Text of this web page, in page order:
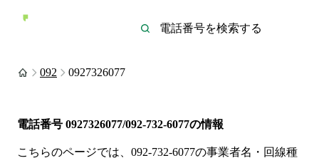
092 0927326077
電話番号 0927326077/092-732-6077の情報
こちらのページでは、 092-732-6077の事業者名・回線種